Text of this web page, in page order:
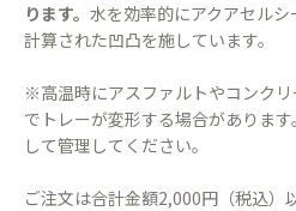
ります。 水を効率的にアクアセル
計算された凹凸を施しています。
※高温時にアスファルトやコンク
でトレーが変形する場合がありま
して管理してください。
ご注文は合計金額2,000円（税込）